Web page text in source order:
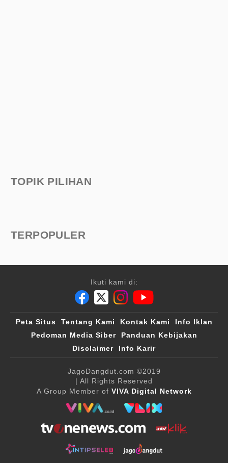
TOPIK PILIHAN
TERPOPULER
Ikuti kami di:
Peta Situs Tentang Kami Kontak Kami
Info Iklan
Pedoman Media Siber
Panduan Kebijakan
Disclaimer
Info Karir
JagoDangdut.com ©2019
| All Rights Reserved
A Group Member of VIVA Digital Network